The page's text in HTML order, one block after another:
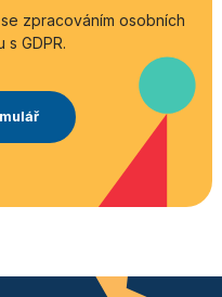
zpracováním osobních
s GDPR.